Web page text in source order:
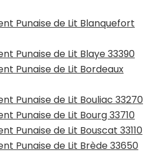
Punaise de Lit Blanquefort
Punaise de Lit Blaye 33390
Punaise de Lit Bordeaux
Punaise de Lit Bouliac 33270
Punaise de Lit Bourg 33710
Punaise de Lit Bouscat 33110
Punaise de Lit Brède 33650